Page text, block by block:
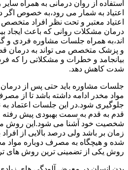
استفاده از روان درمانی به همراه
اعتیاد به شمار می رود،به خصوص
اعتیاد معتبر و تحت نظر افراد متخصص
درمان مشکلات روانی که باعث ایجاد
اند،به همراه جلسات مشاوره فردی
و پزشک متخصص می تواند به درمان
بیانجامد و خطرات و مشکلاتی را که
شدت کاهش دهد.
جلسات مشاوره باید حتی پس از
مواد مخدر ادامه داشته باشد تا از
جلوگیری شود.در این جلسات اعتماد به
قدم به قدم به سمت بهبودی پیش رفته و
شخصیت خود آشنا می شود.این روش
زمان بر باشد ولی درصد بالایی از
شده و هیچگاه به مصرف دوباره مواد
روش یکی از تضمینی ترین روش های